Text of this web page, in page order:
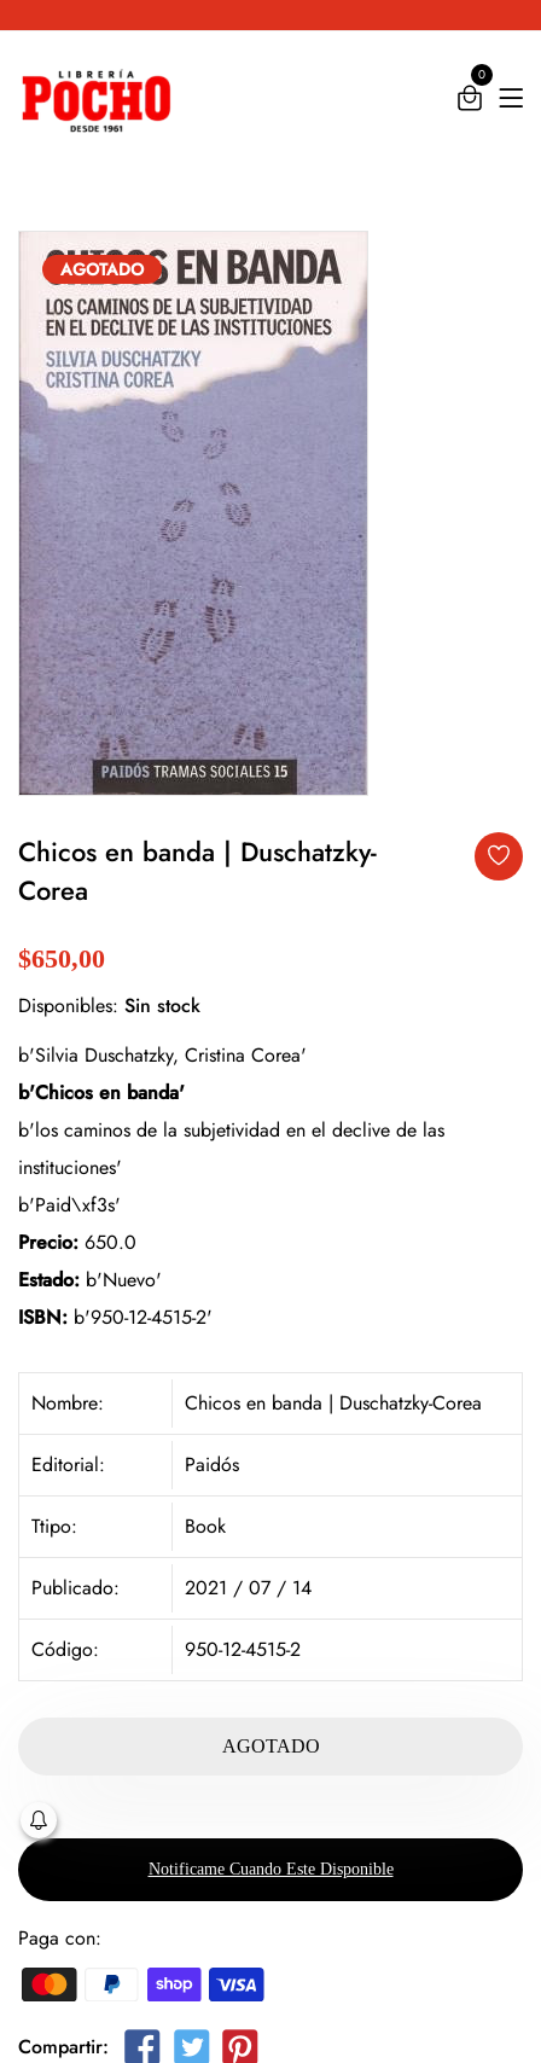
0
AGOTADO
Chicos en banda | Duschatzky-
Corea
$650,00
Disponibles: Sin stock
b'Silvia Duschatzky, Cristina Corea'
b'Chicos en banda'
b'los caminos de la subjetividad en el declive de las
instituciones'
b'Paid\xf3s'
Precio: 650.0
Estado: b'Nuevo'
ISBN: b'950-12-4515-2'
Nombre: Chicos en banda | Duschatzky-Corea
Editorial: Paidós
Ttipo: Book
Publicado: 2021 / 07 / 14
Código: 950-12-4515-2
AGOTADO
Notificame Cuando Este Disponible
Paga con:
Compartir: